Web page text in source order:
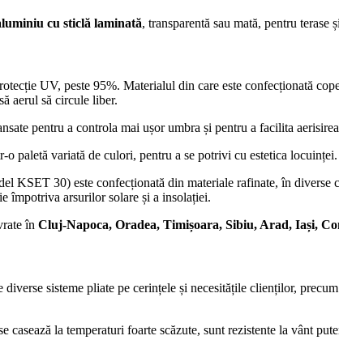
cu sticlă laminată, transparentă sau mată, pentru terase
UV, peste 95%. Materialul din care este confecționată
aerul să circule liber.
pentru a controla mai ușor umbra și pentru a facilita
paletă variată de culori, pentru a se potrivi cu estetica locuinței.
KSET 30) este confecționată din materiale rafinate, în
împotriva arsurilor solare și a insolației.
în Cluj-Napoca, Oradea, Timișoara, Sibiu, Arad, Iași,
sisteme pliate pe cerințele și necesitățile clienților,
casează la temperaturi foarte scăzute, sunt rezistente la vânt